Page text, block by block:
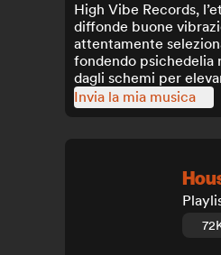
High Vibe Records,
diffonde buone
attentamente
fondendo psichedelia
dagli schemi per
ascoltatori.
Invia la mia musica